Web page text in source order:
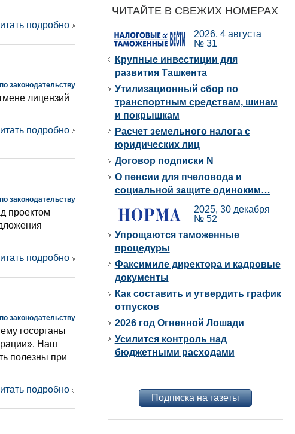
подробно
законодательству
лицензий
подробно
законодательству
проектом
подробно
законодательству
госорганы
Наш
полезны при
подробно
ЧИТАЙТЕ В СВЕЖИХ НОМЕРАХ
2026, 4 августа
№ 31
Крупные инвестиции для
развития Ташкента
Утилизационный сбор по
транспортным средствам, шинам
и покрышкам
Расчет земельного налога с
юридических лиц
Договор подписки N
О пенсии для пчеловода и
социальной защите одиноким…
2025, 30 декабря
№ 52
Упрощаются таможенные
процедуры
Факсимиле директора и кадровые
документы
Как составить и утвердить график
отпусков
2026 год Огненной Лошади
Усилится контроль над
бюджетными расходами
Подписка на газеты